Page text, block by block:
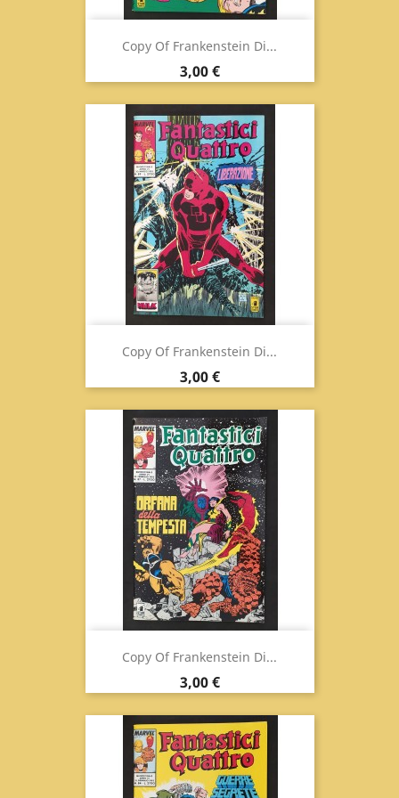
Copy Of Frankenstein Di...
Prix
3,00 €
Copy Of Frankenstein Di...
Prix
3,00 €
Copy Of Frankenstein Di...
Prix
3,00 €